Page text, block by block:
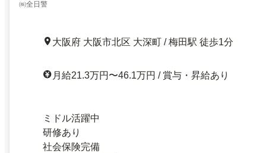
㈱全日警
大阪府 大阪市北区 大深町 / 梅田駅 徒歩1分
月給21.3万円〜46.1万円 / 賞与・昇給あり
ミドル活躍中
研修あり
社会保険完備